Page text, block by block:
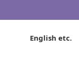
English etc.